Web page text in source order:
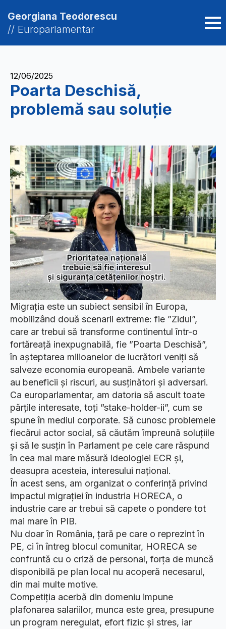
Georgiana Teodorescu
// Europarlamentar
12/06/2025
Poarta Deschisă,
problemă sau soluție
Migrația este un subiect sensibil în Europa,
mobilizând două scenarii extreme: fie ”Zidul”,
care ar trebui să transforme continentul într-o
fortăreață inexpugnabilă, fie ”Poarta Deschisă”,
în așteptarea milioanelor de lucrători veniți să
salveze economia europeană. Ambele variante
au beneficii și riscuri, au susținători și adversari.
Ca europarlamentar, am datoria să ascult toate
părțile interesate, toți ”stake-holder-ii”, cum se
spune în mediul corporate. Să cunosc problemele
fiecărui actor social, să căutăm împreună soluțiile
și să le susțin în Parlament pe cele care răspund
în cea mai mare măsură ideologiei ECR și,
deasupra acesteia, interesului național.
În acest sens, am organizat o conferință privind
impactul migrației în industria HORECA, o
industrie care ar trebui să capete o pondere tot
mai mare în PIB.
Nu doar în România, țară pe care o reprezint în
PE, ci în întreg blocul comunitar, HORECA se
confruntă cu o criză de personal, forța de muncă
disponibilă pe plan local nu acoperă necesarul,
din mai multe motive.
Competiția acerbă din domeniu impune
plafonarea salariilor, munca este grea, presupune
un program neregulat, efort fizic și stres, iar